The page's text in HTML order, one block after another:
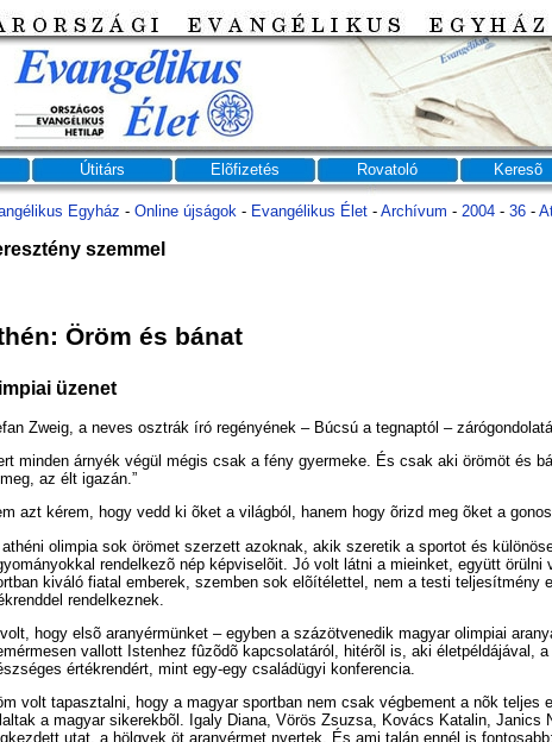
Útitárs Elõfizetés Rovatoló Keresõ
Egyház - Online újságok- Evangélikus Élet- Archívum - 2004- 36-
szemmel
Öröm és bánat
üzenet
Zweig, a neves osztrák író regényének – Búcsú a tegnaptól –
minden árnyék végül mégis csak a fény gyermeke. És csak aki örömöt és
az élt igazán.”
azt kérem, hogy vedd ki õket a világból, hanem hogy õrizd meg õket a
olimpia sok örömet szerzett azoknak, akik szeretik a sportot és
rendelkezõ nép képviselõit. Jó volt látni a mieinket, együtt
kiváló fiatal emberek, szemben sok elõítélettel, nem a testi teljesítmény
rendelkeznek.
hogy elsõ aranyérmünket – egyben a százötvenedik magyar olimpiai
vallott Istenhez fûzõdõ kapcsolatáról, hitérõl is, aki életpéldájával,
értékrendért, mint egy-egy családügyi konferencia.
volt tapasztalni, hogy a magyar sportban nem csak végbement a nõk teljes
a magyar sikerekbõl. Igaly Diana, Vörös Zsuzsa, Kovács Katalin, Janics
utat, a hölgyek öt aranyérmet nyertek. És ami talán ennél is